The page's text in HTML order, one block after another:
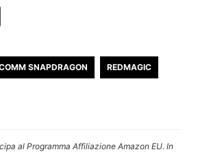
SNAPDRAGON REDMAGIC
al Programma Affiliazione Amazon EU. In